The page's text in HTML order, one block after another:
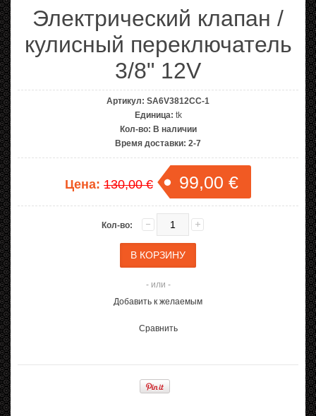
Электрический клапан /
кулисный переключатель
3/8" 12V
Артикул: SA6V3812CC-1
Единица: tk
Кол-во: В наличии
Время доставки: 2-7
Цена: 130,00 € 99,00 €
Кол-во:
- или -
Добавить к желаемым
Сравнить